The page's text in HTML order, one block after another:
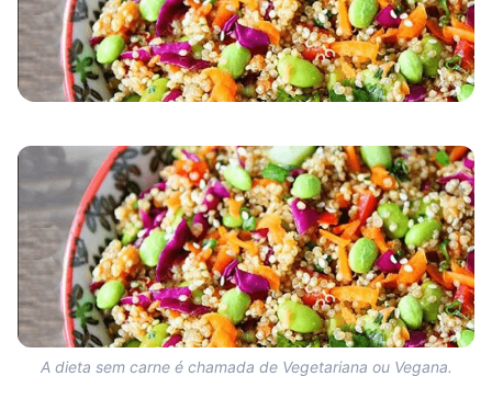
A dieta sem carne é chamada de Vegetariana ou Vegana.